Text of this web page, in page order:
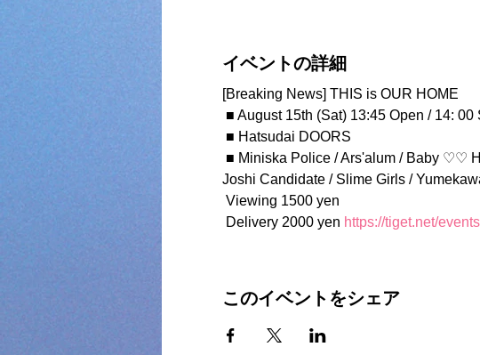
イベントの詳細
[Breaking News] THIS is OUR HOME
■ August 15th (Sat) 13:45 Open / 14: 00
■ Hatsudai DOORS
Joshi Candidate / Slime Girls /
Viewing 1500 yen
Delivery 2000 yen https://tiget.net/
このイベントをシェア